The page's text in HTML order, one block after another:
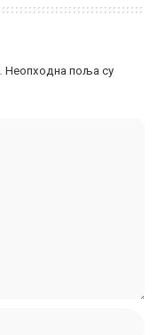
Неопходна поља су